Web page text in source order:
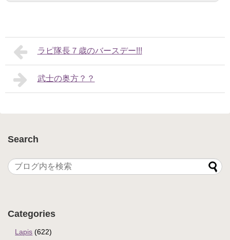
ラピ隊長７歳のバースデー!!!
武士の奥方？？
Search
Categories
Lapis (622)